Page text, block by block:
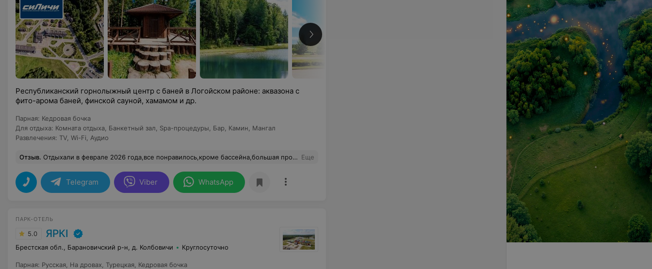
Подробнее
Республиканский горнолыжный центр с баней в Логойском районе: аквазона с
фито-арома баней, финской сауной, хамамом и др.
Парная: Кедровая бочка
Для отдыха: Комната отдыха Банкетный зал Spa-процедуры Бар Камин
Мангал
Развлечения: TV Wi-Fi Аудио
Отзыв. Отдыхали в феврале 2026 года,все понравилось,кроме бассейна,большая просьба установить металлические поручни по всему периметру бассейна чтобы можно было отдохнуть во время плавания и для страховки,если один человек включилподводный массаж,то проплывающего рядом человека подводное течение заносит в водоворот под воду и даже можно утонуть,а взяться не за что.Большая недоработка при строительстве бассейна,но ее можно легко исправить.БЛАГОДАРЮ ЗАРАНЕЕ. Еще
Telegram Viber WhatsApp
ПАРК-ОТЕЛЬ
5.0 ЯРКI
Брестская обл., Барановичский р-н, д. Колбовичи Круглосуточно
Парная: Русская На дровах Турецкая Кедровая бочка